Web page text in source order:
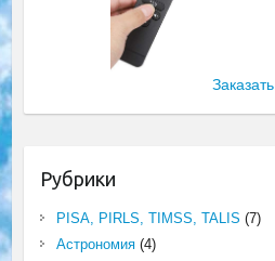
Заказать
Рубрики
PISA, PIRLS, TIMSS, TALIS (7)
Астрономия(4)